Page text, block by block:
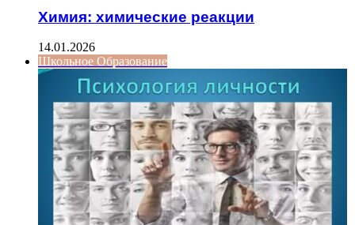
Химия: химические реакции
14.01.2026
Школьное Образование